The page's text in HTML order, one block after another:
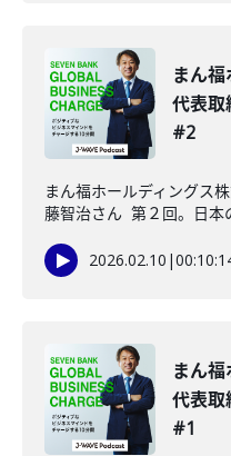
まん
代表取
#2
まん福ホールディングス
藤智治さん 第２回。日本
2026.02.10 |
まん
代表取
#1